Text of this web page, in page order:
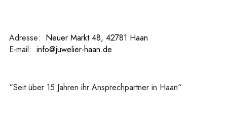
Adresse: Neuer Markt 48, 42781 Haan
E-mail: info@juwelier-haan.de
“Seit über 15 Jahren ihr Ansprechpartner in Haan“